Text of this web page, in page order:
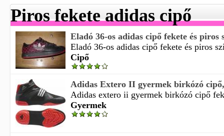
Piros fekete adidas cipő
Eladó 36-os adidas cipő fekete és piros
Eladó 36-os adidas cipő fekete és piros
Cipő
Adidas Extero II gyermek birkózó
Adidas extero ii gyermek birkózó cipő
Gyermek